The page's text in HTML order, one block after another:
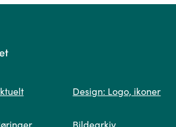
Design: Logo, ikoner